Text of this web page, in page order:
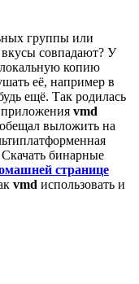
группы или
совпадают? У
копию
её, например в
ещё. Так родилась
приложения vmd
выложить на
бинарные
странице
vmd использовать и